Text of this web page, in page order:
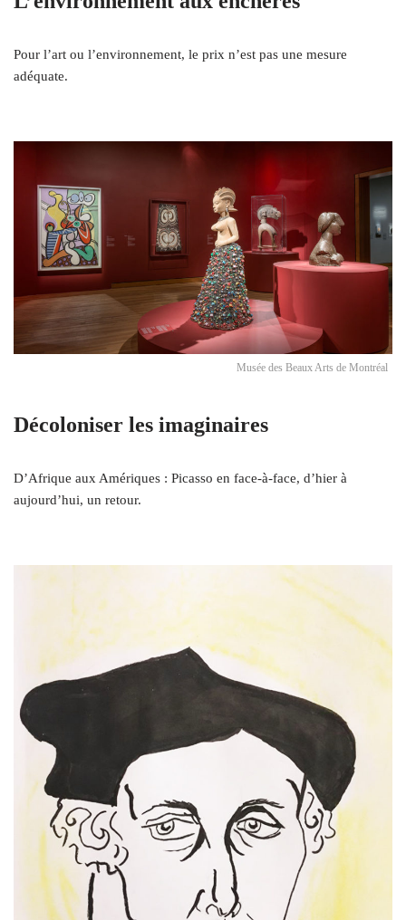
Pour l’art ou l’environnement, le prix n’est pas une mesure
adéquate.
Musée des Beaux Arts de Montréal
Décoloniser les imaginaires
D’Afrique aux Amériques : Picasso en face-à-face, d’hier à
aujourd’hui, un retour.